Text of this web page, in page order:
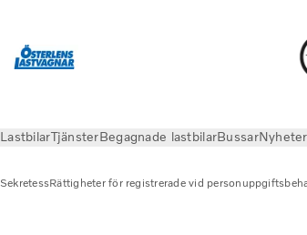
LastbilarTjänsterBegagnade lastbilarBussarNyheter
SekretessRättigheter för registrerade vid